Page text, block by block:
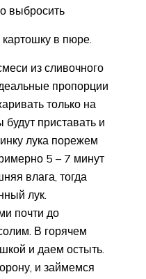
выбросить
в пюре.
из сливочного
пропорции
только на
приставать и
лука порежем
5 – 7 минут
влага, тогда
лук.
почти до
В горячем
и даем остыть.
и займемся